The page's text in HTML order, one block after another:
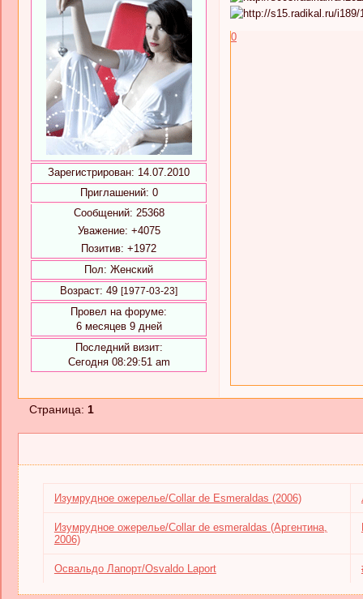
Зарегистрирован: 14.07.2010
Приглашений: 0
Сообщений: 25368
Уважение: +4075
Позитив: +1972
Пол: Женский
Возраст: 49 [1977-03-23]
Провел на форуме:
6 месяцев 9 дней
Последний визит:
Сегодня 08:29:51 am
0
Страница:1
Изумрудное ожерелье/Collar de Esmeraldas (2006)
Изумрудное ожерелье/Collar de esmeraldas (Аргентина,
2006)
Освальдо Лапорт/Osvaldo Laport